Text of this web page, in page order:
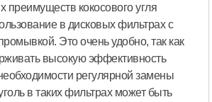
преимуществ кокосового угля
в дисковых фильтрах с
Это очень удобно, так как
высокую эффективность
регулярной замены
в таких фильтрах может быть